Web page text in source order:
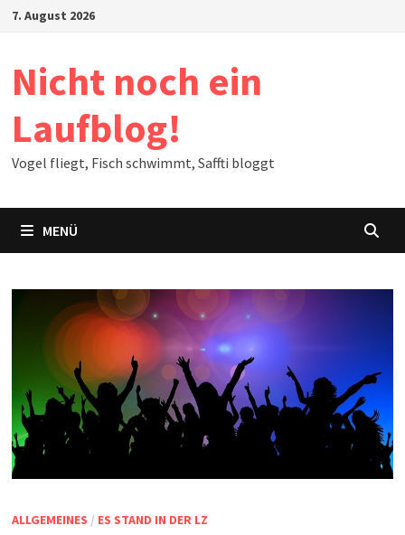
Zum7. August 2026
Nicht noch ein
Laufblog!
Vogel fliegt, Fisch schwimmt, Saffti bloggt
MENÜ
ALLGEMEINES / ES STAND IN DER LZ